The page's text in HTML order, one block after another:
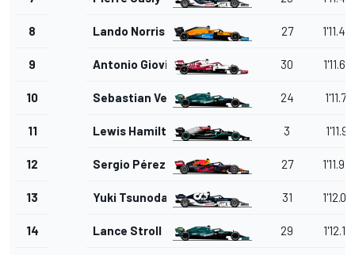
8 Lando Norris 27
9 Antonio Giovinazzi 30
10 Sebastian Vettel 24
11 Lewis Hamilton 3 1'11.911
12 Sergio Pérez 27
13 Yuki Tsunoda 31
14 Lance Stroll 29